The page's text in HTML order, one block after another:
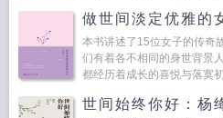
做世间淡定优雅的
本书讲述了15位女子的传奇
们有着各不相同的身世背景
都经历着成长的喜悦与落寞
世间始终你好：杨